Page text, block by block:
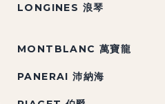
LONGINES 浪琴
MONTBLANC 萬寶龍
PANERAI 沛納海